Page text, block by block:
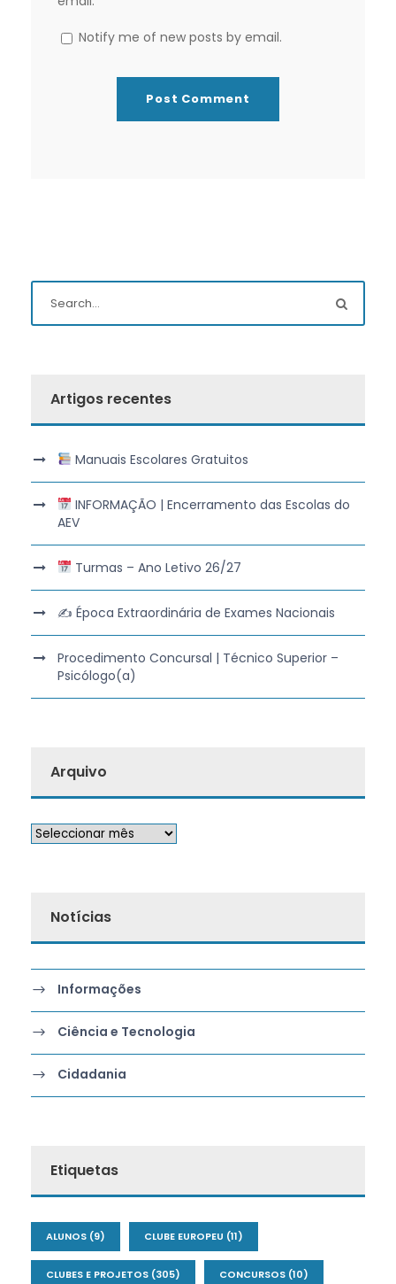
Notify me of new posts by email.
Artigos recentes
Manuais Escolares Gratuitos
INFORMAÇÃO | Encerramento das Escolas do
AEV
Turmas – Ano Letivo 26/27
✍️ Época Extraordinária de Exames Nacionais
Procedimento Concursal | Técnico Superior –
Psicólogo(a)
Arquivo
Notícias
Informações
Ciência e Tecnologia
Cidadania
Etiquetas
ALUNOS (9) CLUBE EUROPEU (11)
CLUBES E PROJETOS (305) CONCURSOS (10)